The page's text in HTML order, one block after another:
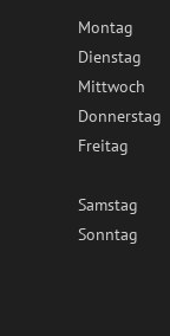
Montag
Dienstag
Mittwoch
Donnerstag
Freitag
Samstag
Sonntag